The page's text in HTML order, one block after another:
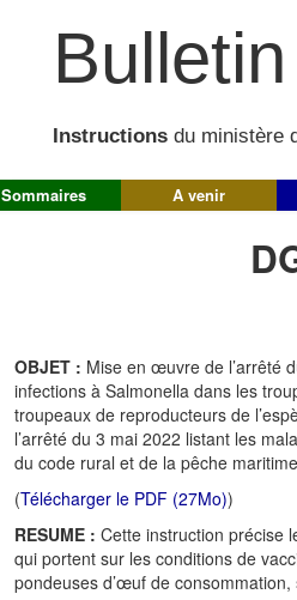
Instructions du ministère
Sommaires A venir
OBJET : Mise en œuvre de l’arrêté
infections à Salmonella dans les
troupeaux de reproducteurs de
l’arrêté du 3 mai 2022 listant les
du code rural et de la pêche
(Télécharger le PDF (27Mo))
RESUME : Cette instruction précise
qui portent sur les conditions de
pondeuses d’œuf de